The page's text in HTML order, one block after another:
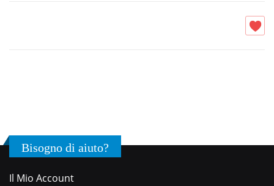
Bisogno di aiuto?
Il Mio Account